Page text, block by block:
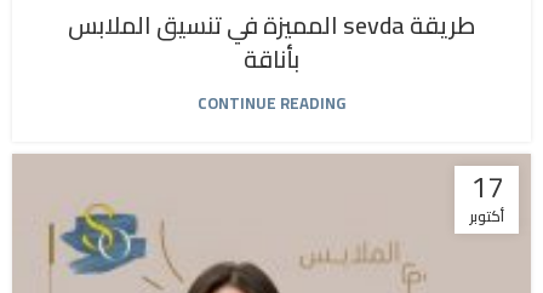
طريقة sevda المميزة في تنسيق الملابس
بأناقة
CONTINUE READING
17
أكتوبر